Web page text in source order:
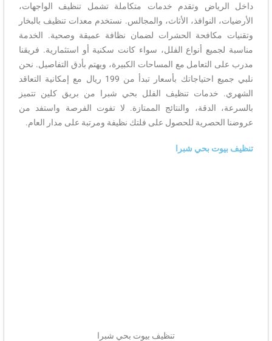
داخل الرياض وتقدم خدمات متكاملة تشمل تنظيف الواجهات،
الأرضيات، النوافذ، الأثاث، والمجالس. نستخدم معدات تنظيف بالبخار
وتقنيات مكافحة الحشرات لضمان نظافة عميقة وصحية. الخدمة
مناسبة لجميع أنواع الفلل، سواء كانت سكنية أو استثمارية. فريقنا
مدرب على التعامل مع المساحات الكبيرة، ويهتم بأدق التفاصيل. نحن
نلبي جميع احتياجاتك بأسعار تبدأ من 199 ريال مع إمكانية التعاقد
الشهري. خدمات تنظيف الفلل بحي شبرا من بريق كلين تتميز
بالسرعة، الدقة، والنتائج الممتازة. لا تفوت الفرصة واستفد من
عروضنا الحصرية للحصول على فلتك نظيفة ومرتبة على مدار العام.
تنظيف بيوت بحي شبرا
تنظيف بيوت بحي شبرا